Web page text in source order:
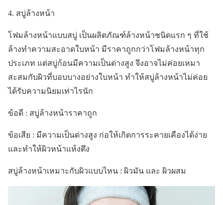
4. สบู่ล้างหน้า
โฟมล้างหน้าแบบสบู่ เป็นผลิตภัณฑ์ล้างหน้าชนิดแรก ๆ ที่ใช้
ล้างทำความสะอาดใบหน้า มีราคาถูกกว่าโฟมล้างหน้าทุก
ประเภท แต่สบู่ก้อนมีความเป็นด่างสูง จึงอาจไม่ค่อยเหมา
สะสมกับผิวที่บอบบางอย่างใบหน้า ทำให้สบู่ล้างหน้าไม่ค่อย
ได้รับความนิยมเท่าไรนัก
ข้อดี : สบู่ล้างหน้าราคาถูก
ข้อเสีย : มีความเป็นด่างสูง ก่อให้เกิดการระคายเคืองได้ง่าย
และทำให้ผิวหน้าแห้งตึง
สบู่ล้างหน้าเหมาะกับผิวแบบไหน : ผิวมัน และ ผิวผสม